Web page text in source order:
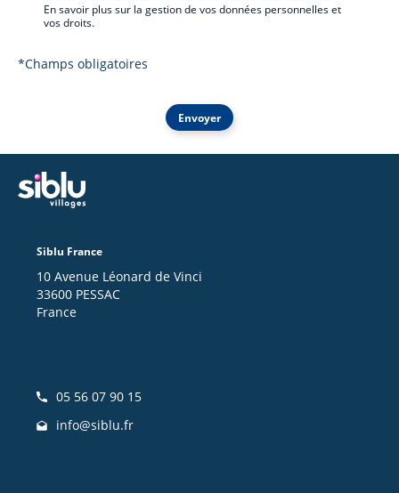
En savoir plus sur la gestion de vos données personnelles et
vos droits.
*Champs obligatoires
Envoyer
Siblu France
10 Avenue Léonard de Vinci
33600 PESSAC
France
05 56 07 90 15
info@siblu.fr